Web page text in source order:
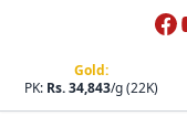
Gold:
PK: Rs. 34,843/g (22K)